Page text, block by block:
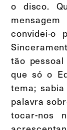
o disco.
convidei-o
tão
que só o
tema;
palavra
tocar-nos